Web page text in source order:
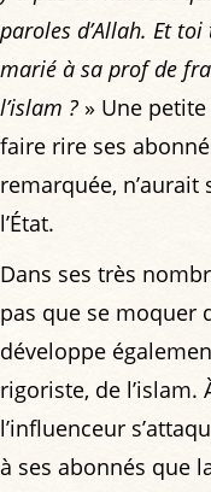
paroles d’Allah. Et
marié à sa prof de
l’islam ? » Une
faire rire ses
remarquée,
l’État.
Dans ses très
pas que se moquer
développe
rigoriste, de l’islam.
l’influenceur
à ses abonnés que